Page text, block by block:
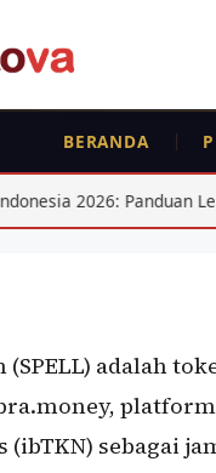
BERANDA
Lengkap Pelaporan
(SPELL) adalah
(ibTKN) sebagai